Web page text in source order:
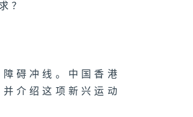
？
碍冲线。中国香港
介绍这项新兴运动